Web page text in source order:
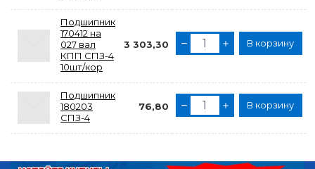
Подшипник
170412 на
027 вал
КПП СПЗ-4
10шт/кор
3 303,30 В корзину
Подшипник
180203
СПЗ-4
76,80 В корзину